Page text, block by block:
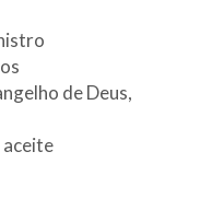
de Deus,
aceite